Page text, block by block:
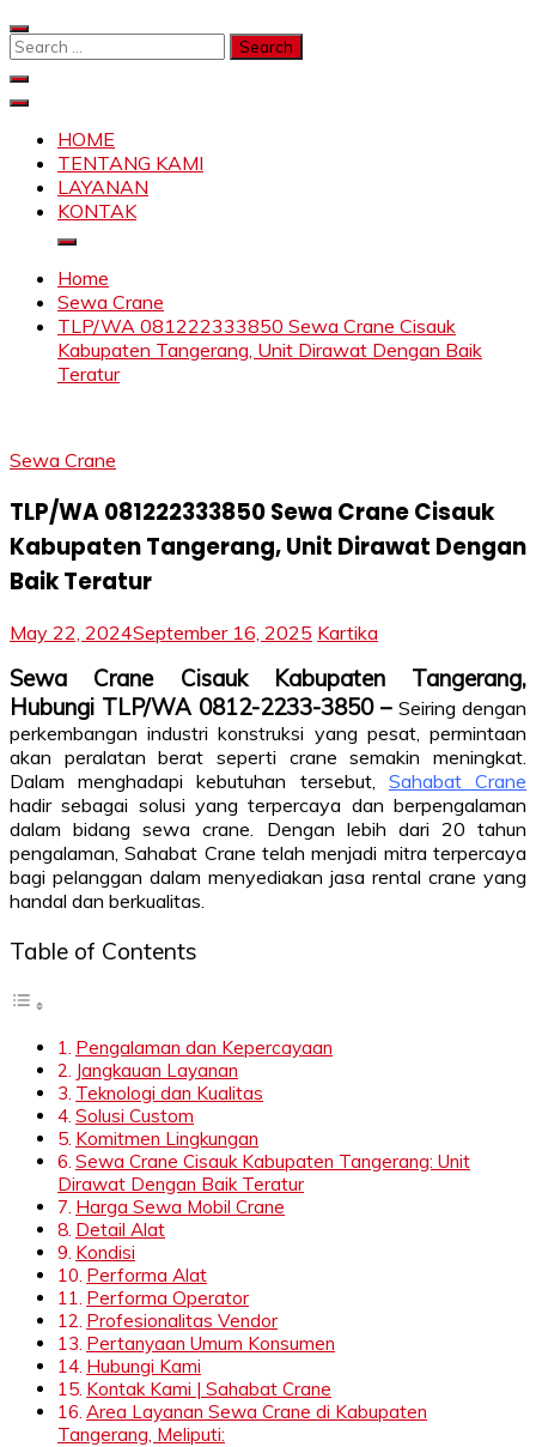
Skip
to
Search
SKYLIFTHOME
TENTANG KAMI
LAYANAN
KONTAK
Home
Sewa Crane
TLP/WA 081222333850 Sewa Crane Cisauk
Kabupaten Tangerang, Unit Dirawat Dengan Baik
Teratur
Sewa Crane
TLP/WA 081222333850 Sewa Crane Cisauk
Kabupaten Tangerang, Unit Dirawat Dengan
Baik Teratur
May 22, 2024September 16, 2025 Kartika
Sewa Crane Cisauk Kabupaten Tangerang,
Hubungi TLP/WA 0812-2233-3850 – Seiring dengan
perkembangan industri konstruksi yang pesat, permintaan
akan peralatan berat seperti crane semakin meningkat.
Dalam menghadapi kebutuhan tersebut, Sahabat Crane
hadir sebagai solusi yang terpercaya dan berpengalaman
dalam bidang sewa crane. Dengan lebih dari 20 tahun
pengalaman, Sahabat Crane telah menjadi mitra terpercaya
bagi pelanggan dalam menyediakan jasa rental crane yang
handal dan berkualitas.
Table of Contents
Pengalaman dan Kepercayaan
Jangkauan Layanan
Teknologi dan Kualitas
Solusi Custom
Komitmen Lingkungan
Sewa Crane Cisauk Kabupaten Tangerang: Unit
Dirawat Dengan Baik Teratur
Harga Sewa Mobil Crane
Detail Alat
Kondisi
Performa Alat
Performa Operator
Profesionalitas Vendor
Pertanyaan Umum Konsumen
Hubungi Kami
Kontak Kami | Sahabat Crane
Area Layanan Sewa Crane di Kabupaten
Tangerang, Meliputi: